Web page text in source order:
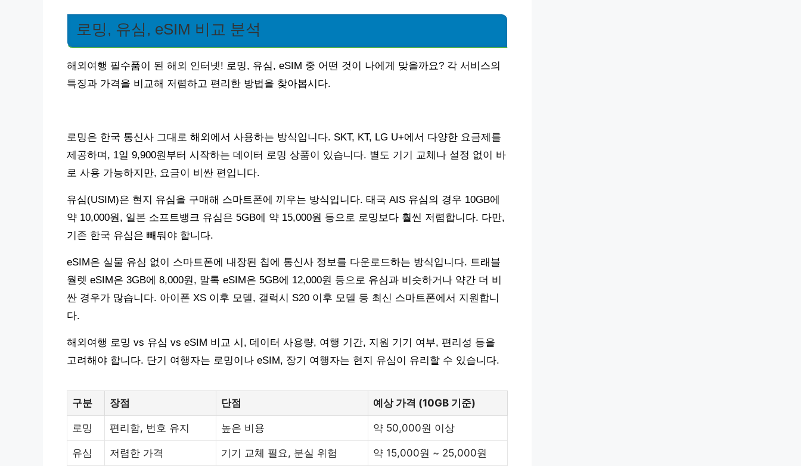
로밍, 유심, eSIM 비교 분석
해외여행 필수품이 된 해외 인터넷! 로밍, 유심, eSIM 중 어떤 것이 나에게 맞을까요? 각 서비스의
특징과 가격을 비교해 저렴하고 편리한 방법을 찾아봅시다.
로밍은 한국 통신사 그대로 해외에서 사용하는 방식입니다. SKT, KT, LG U+에서 다양한 요금제를
제공하며, 1일 9,900원부터 시작하는 데이터 로밍 상품이 있습니다. 별도 기기 교체나 설정 없이 바
로 사용 가능하지만, 요금이 비싼 편입니다.
유심(USIM)은 현지 유심을 구매해 스마트폰에 끼우는 방식입니다. 태국 AIS 유심의 경우 10GB에
약 10,000원, 일본 소프트뱅크 유심은 5GB에 약 15,000원 등으로 로밍보다 훨씬 저렴합니다. 다만,
기존 한국 유심은 빼둬야 합니다.
eSIM은 실물 유심 없이 스마트폰에 내장된 칩에 통신사 정보를 다운로드하는 방식입니다. 트래블
월렛 eSIM은 3GB에 8,000원, 말톡 eSIM은 5GB에 12,000원 등으로 유심과 비슷하거나 약간 더 비
싼 경우가 많습니다. 아이폰 XS 이후 모델, 갤럭시 S20 이후 모델 등 최신 스마트폰에서 지원합니
다.
해외여행 로밍 vs 유심 vs eSIM 비교 시, 데이터 사용량, 여행 기간, 지원 기기 여부, 편리성 등을
고려해야 합니다. 단기 여행자는 로밍이나 eSIM, 장기 여행자는 현지 유심이 유리할 수 있습니다.
구분 장점 단점 예상 가격 (10GB 기준)
로밍 편리함, 번호 유지 높은 비용 약 50,000원 이상
유심 저렴한 가격 기기 교체 필요, 분실 위험 약 15,000원 ~ 25,000원